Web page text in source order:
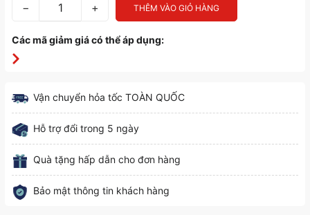
− + THÊM VÀO GIỎ HÀNG
Các mã giảm giá có thể áp dụng:
Vận chuyển hỏa tốc TOÀN QUỐC
Hỗ trợ đổi trong 5 ngày
Quà tặng hấp dẫn cho đơn hàng
Bảo mật thông tin khách hàng